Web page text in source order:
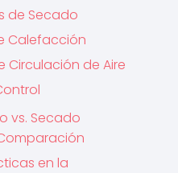
de Secado
Calefacción
Circulación de Aire
vs. Secado
en la